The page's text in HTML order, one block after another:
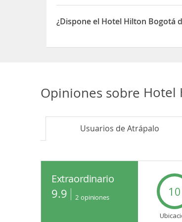
Sí, el Hotel Hilton Bogotá dispone de
¿Dispone el Hotel Hilton Bogotá
Opiniones sobre Hotel
Usuarios deAtrápalo
Extraordinario
9.9 2 opiniones 10